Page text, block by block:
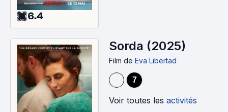
6.4
Sorda (2025)
Film de Eva Libertad
7
Voir toutes les activités